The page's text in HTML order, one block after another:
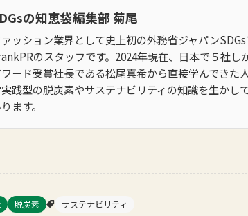
の知恵袋編集部 菊尾
ァッション業界として史上初の外務省ジャパン
のスタッフです。2024年現在、日本で５社し
ワード受賞社長である松尾真希から直接学んできた
践型の脱炭素やサステナビリティの知識を生かし
ます。
脱炭素 サステナビリティ